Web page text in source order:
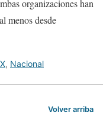
organizaciones han
menos desde
, Nacional
Volver arriba